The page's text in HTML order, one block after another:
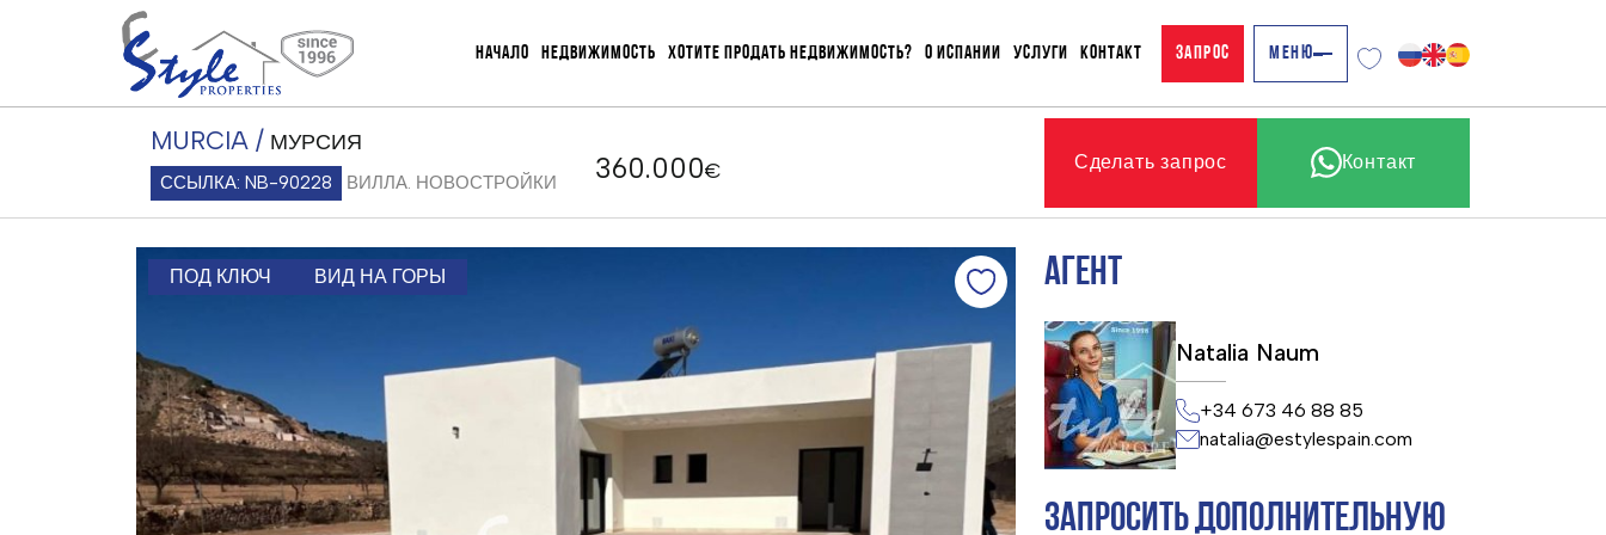
НАЧАЛО НЕДВИЖИМОСТЬ ХОТИТЕ ПРОДАТЬ НЕДВИЖИМОСТЬ? О ИСПАНИИ УСЛУГИ КОНТАКТ ЗАПРОС МЕНЮ
MURCIA / МУРСИЯ
ССЫЛКА: NB-90228 ВИЛЛА. НОВОСТРОЙКИ 360.000€ Сделать запрос Контакт
ПОД КЛЮЧ ВИД НА ГОРЫ АГЕНТ
Natalia Naum
+34 673 46 88 85
natalia@estylespain.com
ЗАПРОСИТЬ ДОПОЛНИТЕЛЬНУЮ